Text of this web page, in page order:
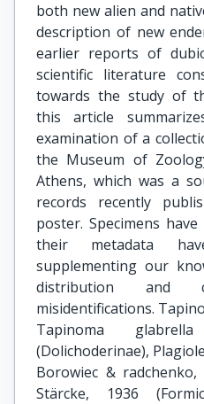
both new alien and
description of new
earlier reports of
scientific literature
towards the study of
this article
examination of a
the Museum of
Athens, which was a
records recently
poster. Specimens
their metadata
supplementing our
distribution and
misidentifications.
Tapinoma
(Dolichoderinae),
Borowiec &
Stärcke, 1936